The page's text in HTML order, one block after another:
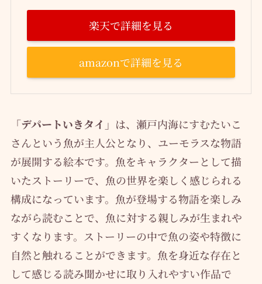
楽天で詳細を見る
amazonで詳細を見る
「デパートいきタイ」 は、瀬戸内海にすむたいこ
さんという魚が主人公となり、ユーモラスな物語
が展開する絵本です。魚をキャラクターとして描
いたストーリーで、魚の世界を楽しく感じられる
構成になっています。魚が登場する物語を楽しみ
ながら読むことで、魚に対する親しみが生まれや
すくなります。ストーリーの中で魚の姿や特徴に
自然と触れることができます。魚を身近な存在と
して感じる読み聞かせに取り入れやすい作品で